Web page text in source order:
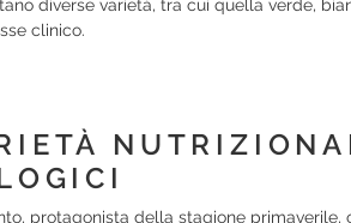
diverse varietà, tra cui quella verde,
clinico.
protagonista della stagione primaverile,